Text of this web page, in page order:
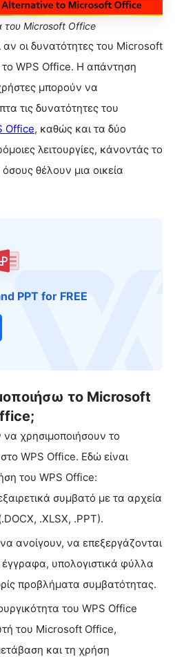
του Microsoft Office
αν οι δυνατότητες του Microsoft
το WPS Office. Η απάντηση
μπορούν να
τις δυνατότητες του
Office, καθώς και τα δύο
λειτουργίες, κάνοντάς το
όσους θέλουν μια οικεία
PPT for FREE
το Microsoft
χρησιμοποιήσουν το
WPS Office. Εδώ είναι
του WPS Office:
συμβατό με τα αρχεία
.XLSX, .PPT).
ανοίγουν, να επεξεργάζονται
υπολογιστικά φύλλα
προβλήματα συμβατότητας.
του WPS Office
του Microsoft Office,
και τη χρήση